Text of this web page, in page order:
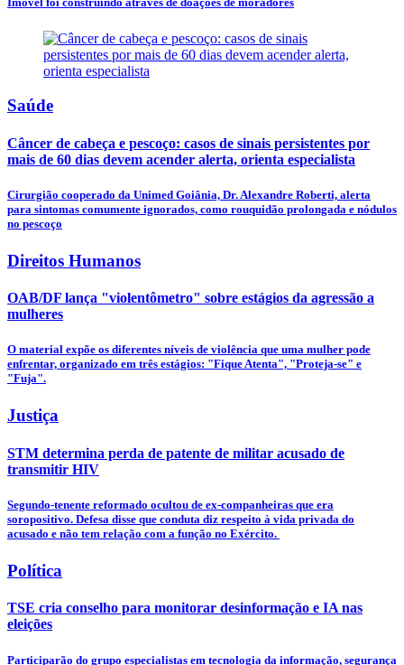
Saúde
Câncer de cabeça e pescoço: casos de sinais persistentes por
mais de 60 dias devem acender alerta, orienta especialista
Cirurgião cooperado da Unimed Goiânia, Dr. Alexandre Roberti, alerta
para sintomas comumente ignorados, como rouquidão prolongada e nódulos
no pescoço
Direitos Humanos
OAB/DF lança "violentômetro" sobre estágios da agressão a
mulheres
O material expõe os diferentes níveis de violência que uma mulher pode
enfrentar, organizado em três estágios: "Fique Atenta", "Proteja-se" e
"Fuja".
Justiça
STM determina perda de patente de militar acusado de
transmitir HIV
Segundo-tenente reformado ocultou de ex-companheiras que era
soropositivo. Defesa disse que conduta diz respeito à vida privada do
acusado e não tem relação com a função no Exército.
Política
TSE cria conselho para monitorar desinformação e IA nas
eleições
Participarão do grupo especialistas em tecnologia da informação, segurança